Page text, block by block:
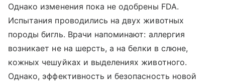
Однако изменения пока не одобрены FDA.
Испытания проводились на двух животных
породы бигль. Врачи напоминают: аллергия
возникает не на шерсть, а на белки в слюне,
кожных чешуйках и выделениях животного.
Однако, эффективность и безопасность новой